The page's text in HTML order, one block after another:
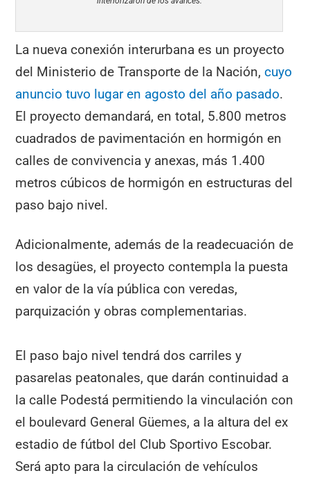
La nueva conexión interurbana es un proyecto
del Ministerio de Transporte de la Nación,cuyo
anuncio tuvo lugar en agosto del año pasado.
El proyecto demandará, en total, 5.800 metros
cuadrados de pavimentación en hormigón en
calles de convivencia y anexas, más 1.400
metros cúbicos de hormigón en estructuras del
paso bajo nivel.
Adicionalmente, además de la readecuación de
los desagües, el proyecto contempla la puesta
en valor de la vía pública con veredas,
parquización y obras complementarias.
El paso bajo nivel tendrá dos carriles y
pasarelas peatonales, que darán continuidad a
la calle Podestá permitiendo la vinculación con
el boulevard General Güemes, a la altura del ex
estadio de fútbol del Club Sportivo Escobar.
Será apto para la circulación de vehículos